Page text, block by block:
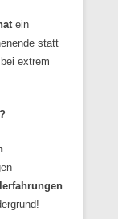
ein
statt
bei extrem